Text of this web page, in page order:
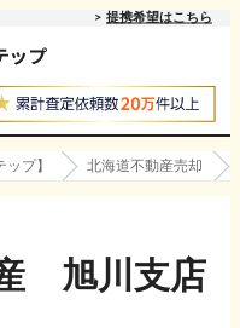
提携希望はこちら
プ】 北海道不動産売却
旭川支店